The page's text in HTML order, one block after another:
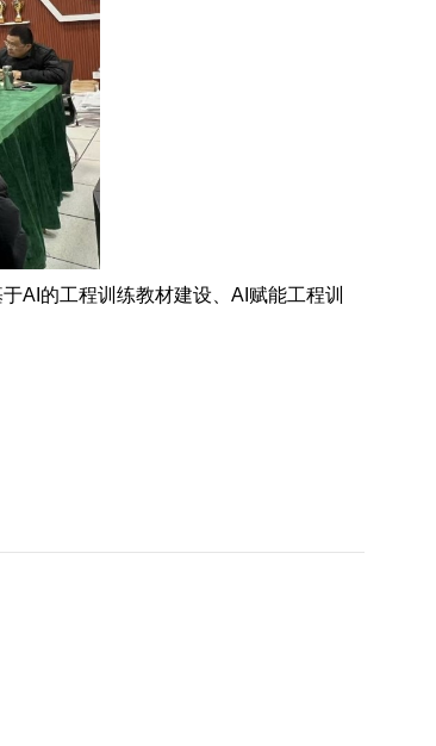
AI的工程训练教材建设、AI赋能工程训